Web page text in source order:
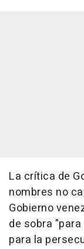
La crítica de
nombres no
Gobierno
de sobra
para la